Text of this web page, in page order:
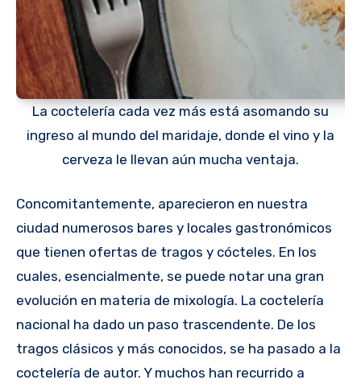
La coctelería cada vez más está asomando su
ingreso al mundo del maridaje, donde el vino y la
cerveza le llevan aún mucha ventaja.
Concomitantemente, aparecieron en nuestra
ciudad numerosos bares y locales gastronómicos
que tienen ofertas de tragos y cócteles. En los
cuales, esencialmente, se puede notar una gran
evolución en materia de mixología. La coctelería
nacional ha dado un paso trascendente. De los
tragos clásicos y más conocidos, se ha pasado a la
coctelería de autor. Y muchos han recurrido a